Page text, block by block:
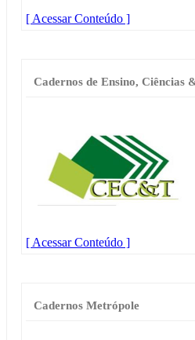
[ Acessar Conteúdo ]
Cadernos de Ensino, Ciências
[ Acessar Conteúdo ]
Cadernos Metrópole